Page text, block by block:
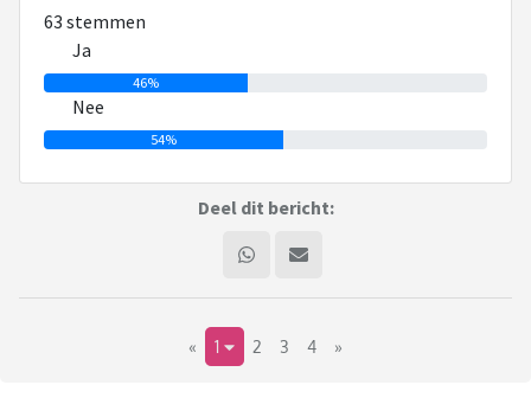
63 stemmen
Ja
46%
Nee
54%
Deel dit bericht:
« 1 2 3 4 »